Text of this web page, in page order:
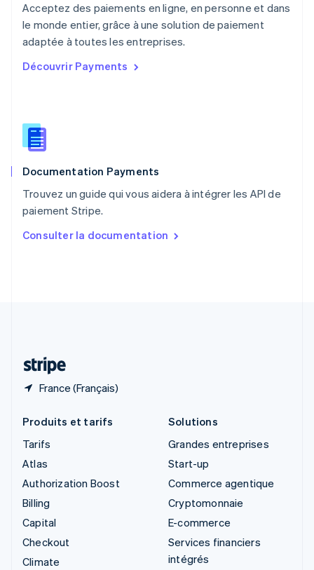
Acceptez des paiements en ligne, en personne et dans
le monde entier, grâce à une solution de paiement
adaptée à toutes les entreprises.
Découvrir Payments
Documentation Payments
Trouvez un guide qui vous aidera à intégrer les API de
paiement Stripe.
Consulter la documentation
France (Français)
NederlandsEnglish
Pologne
English
PortuguêsEnglish
English
Roumanie
Royaume-Uni
Singapour
English 简体中文
English
Produits et tarifs
Tarifs
Atlas
Authorization Boost
Billing
Capital
Checkout
Climate
Solutions
Grandes entreprises
Start-up
Commerce agentique
Cryptomonnaie
E-commerce
Services financiers
intégrés